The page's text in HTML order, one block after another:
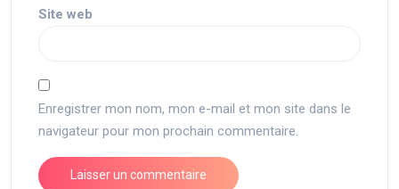
Site web
Enregistrer mon nom, mon e-mail et mon site dans le
navigateur pour mon prochain commentaire.